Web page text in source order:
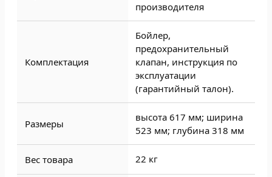
производителя
Комплектация
Бойлер,
предохранительный
клапан, инструкция по
эксплуатации
(гарантийный талон).
Размеры
высота 617 мм; ширина
523 мм; глубина 318 мм
Вес товара 22 кг